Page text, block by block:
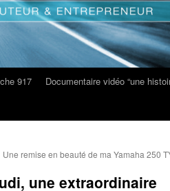
917
Documentaire vidéo “une
Une remise en beauté de ma Yamaha 250
une extraordinaire